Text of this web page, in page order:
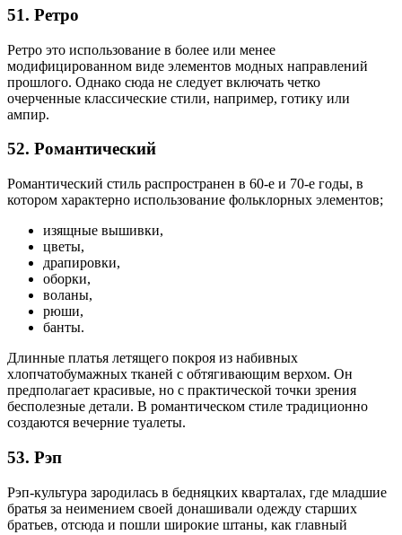
51. Ретро
Ретро это использование в более или менее
модифицированном виде элементов модных направлений
прошлого. Однако сюда не следует включать четко
очерченные классические стили, например, готику или
ампир.
52. Романтический
Романтический стиль распространен в 60-е и 70-е годы, в
котором характерно использование фольклорных элементов;
изящные вышивки,
цветы,
драпировки,
оборки,
воланы,
рюши,
банты.
Длинные платья летящего покроя из набивных
хлопчатобумажных тканей с обтягивающим верхом. Он
предполагает красивые, но с практической точки зрения
бесполезные детали. В романтическом стиле традиционно
создаются вечерние туалеты.
53. Рэп
Рэп-культура зародилась в бедняцких кварталах, где младшие
братья за неимением своей донашивали одежду старших
братьев, отсюда и пошли широкие штаны, как главный